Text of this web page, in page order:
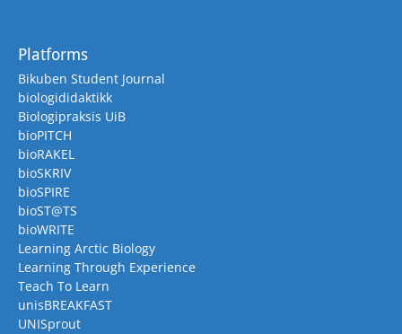
Platforms
Bikuben Student Journal
biologididaktikk
Biologipraksis UiB
bioPITCH
bioRAKEL
bioSKRIV
bioSPIRE
bioST@TS
bioWRITE
Learning Arctic Biology
Learning Through Experience
Teach To Learn
unisBREAKFAST
UNISprout